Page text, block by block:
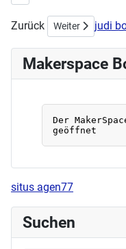
Zurück Nächster
Weiter judi
Makerspace
situs agen77
Suchen